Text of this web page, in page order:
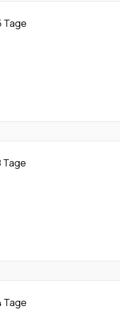
Tage
Tage
Tage